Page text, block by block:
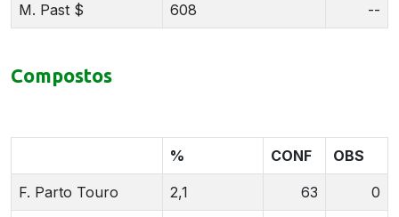
M. Past $ 608 --
Compostos
% CONF OBS
F. Parto Touro 2,1 63 0